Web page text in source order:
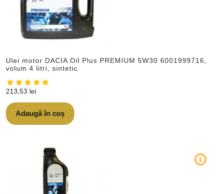
Ulei motor DACIA Oil Plus PREMIUM 5W30 6001999716,
volum 4 litri, sintetic
213,53 lei
Adaugă în coș
i